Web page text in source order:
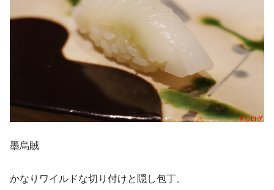
墨烏賊
かなりワイルドな切り付けと隠し包丁。